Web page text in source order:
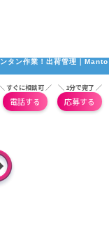
タン作業！出荷管理｜Manto
すぐに相談可 ／
電話する
＼ 1分で完了 ／
応募する